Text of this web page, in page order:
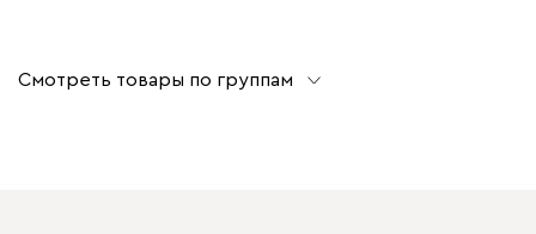
Смотреть товары по группам